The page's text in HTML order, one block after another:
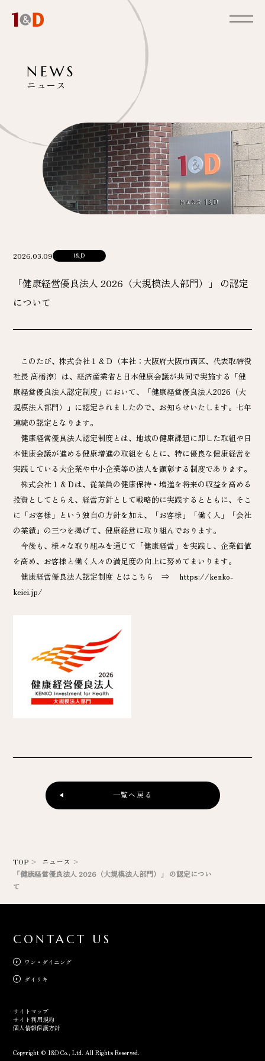
NEWS
ニュース
2026.03.09 1&D
「健康経営優良法人 2026（大規模法人部門）」 の認定
について
このたび、株式会社１＆Ｄ（本社：大阪府大阪市西区、代表取締役
社長 髙橋淳）は、経済産業省と日本健康会議が共同で実施する「健
康経営優良法人認定制度」において、「健康経営優良法人2026（大
規模法人部門）」に認定されましたので、お知らせいたします。七年
連続の認定となります。
健康経営優良法人認定制度とは、地域の健康課題に即した取組や日
本健康会議が進める健康増進の取組をもとに、特に優良な健康経営を
実践している大企業や中小企業等の法人を顕彰する制度であります。
株式会社１＆Ｄは、従業員の健康保持・増進を将来の収益を高める
投資としてとらえ、経営方針として戦略的に実践するとともに、そこ
に「お客様」という独自の方針を加え、「お客様」「働く人」「会社
の業績」の三つを掲げて、健康経営に取り組んでおります。
今後も、様々な取り組みを通じて「健康経営」を実践し、企業価値
を高め、お客様と働く人々の満足度の向上に努めてまいります。
健康経営優良法人認定制度 とはこちら ⇒ https://kenko-
keiei.jp/
一覧へ戻る
TOP
ニュース
「健康経営優良法人 2026（大規模法人部門）」 の認定につい
て
CONTACT US
ワン・ダイニング
ダイリキ
サイトマップ
サイト利用規約
個人情報保護方針
Copyright © 1&D Co., Ltd. All Rights Reserved.